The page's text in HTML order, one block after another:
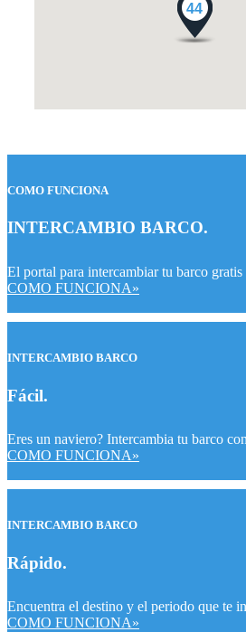
44
COMO FUNCIONA
INTERCAMBIO BARCO.
El portal para intercambiar tu barco
COMO FUNCIONA»
INTERCAMBIO BARCO
Fácil.
Eres un naviero? Intercambia tu barco
COMO FUNCIONA»
INTERCAMBIO BARCO
Rápido.
Encuentra el destino y el periodo que te
COMO FUNCIONA»